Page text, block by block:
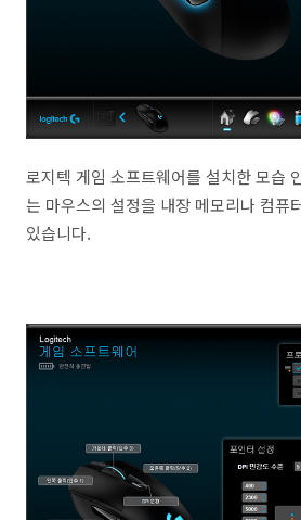
로지텍 게임 소프트웨어를 설치한 모습
는 마우스의 설정을 내장 메모리나 컴퓨
있습니다.